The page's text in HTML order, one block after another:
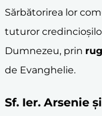
Sărbătorirea lor
tuturor
Dumnezeu, prin
de Evanghelie.
Sf. Ier. Arsenie